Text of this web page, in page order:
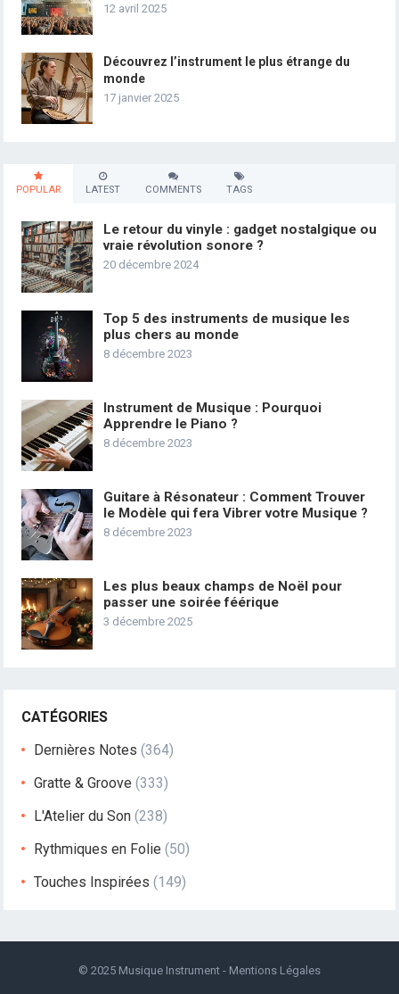
12 avril 2025
Découvrez l’instrument le plus étrange du
monde
17 janvier 2025
POPULAR LATEST COMMENTS TAGS
Le retour du vinyle : gadget nostalgique ou
vraie révolution sonore ?
20 décembre 2024
Top 5 des instruments de musique les
plus chers au monde
8 décembre 2023
Instrument de Musique : Pourquoi
Apprendre le Piano ?
8 décembre 2023
Guitare à Résonateur : Comment Trouver
le Modèle qui fera Vibrer votre Musique ?
8 décembre 2023
Les plus beaux champs de Noël pour
passer une soirée féérique
3 décembre 2025
CATÉGORIES
Dernières Notes (364)
Gratte & Groove (333)
L'Atelier du Son (238)
Rythmiques en Folie (50)
Touches Inspirées (149)
© 2025 Musique Instrument - Mentions Légales